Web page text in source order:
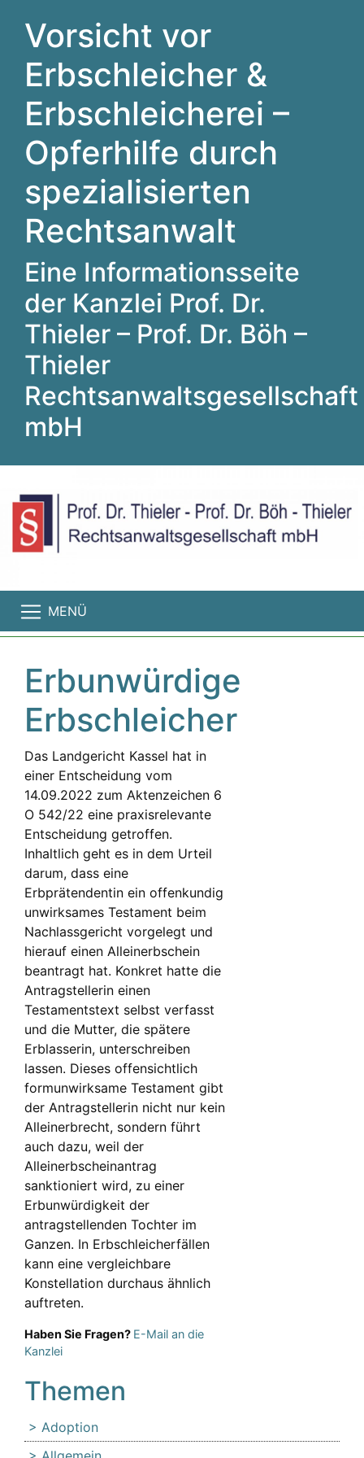
Vorsicht vor
Erbschleicher &
Erbschleicherei –
Opferhilfe durch
spezialisierten
Rechtsanwalt
Eine Informationsseite
der Kanzlei Prof. Dr.
Thieler – Prof. Dr. Böh –
Thieler
Rechtsanwaltsgesellschaft
mbH
MENÜ
Erbunwürdige
Erbschleicher
Das Landgericht Kassel hat in
einer Entscheidung vom
14.09.2022 zum Aktenzeichen 6
O 542/22 eine praxisrelevante
Entscheidung getroffen.
Inhaltlich geht es in dem Urteil
darum, dass eine
Erbprätendentin ein offenkundig
unwirksames Testament beim
Nachlassgericht vorgelegt und
hierauf einen Alleinerbschein
beantragt hat. Konkret hatte die
Antragstellerin einen
Testamentstext selbst verfasst
und die Mutter, die spätere
Erblasserin, unterschreiben
lassen. Dieses offensichtlich
formunwirksame Testament gibt
der Antragstellerin nicht nur kein
Alleinerbrecht, sondern führt
auch dazu, weil der
Alleinerbscheinantrag
sanktioniert wird, zu einer
Erbunwürdigkeit der
antragstellenden Tochter im
Ganzen. In Erbschleicherfällen
kann eine vergleichbare
Konstellation durchaus ähnlich
auftreten.
Haben Sie Fragen? E-Mail an die
Kanzlei
Themen
Adoption